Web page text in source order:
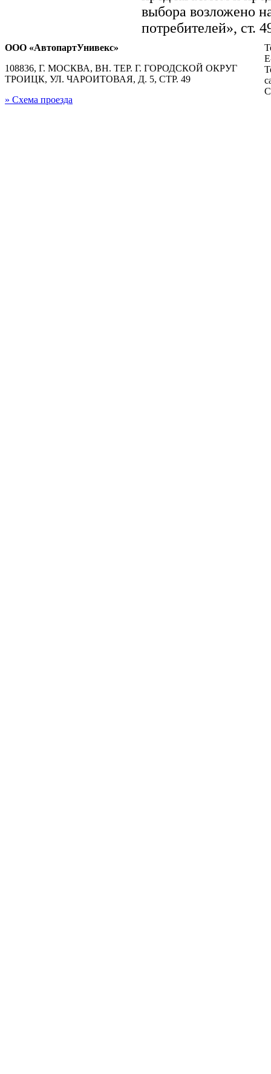
выбора возложено
потребителей», ст.
ООО «АвтопартУнивекс»
108836, Г. МОСКВА, ВН. ТЕР. Г. ГОРОДСКОЙ ОКРУГ
ТРОИЦК, УЛ. ЧАРОИТОВАЯ, Д. 5, СТР. 49
» Схема проезда